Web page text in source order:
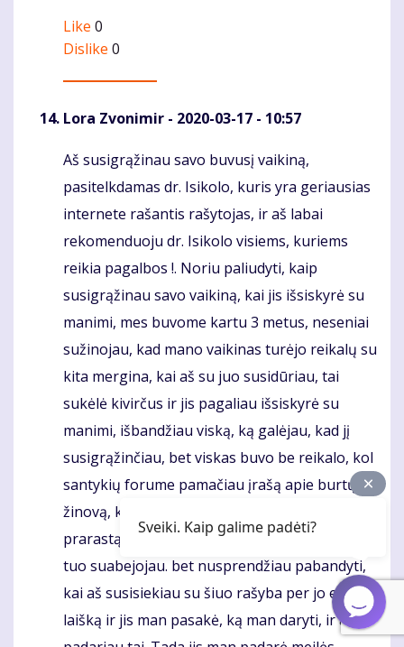
Like 0
Dislike 0
Lora Zvonimir - 2020-03-17 - 10:57
Komentaras
Aš susigrąžinau savo buvusį vaikiną,
pasitelkdamas dr. Isikolo, kuris yra geriausias
internete rašantis rašytojas, ir aš labai
rekomenduoju dr. Isikolo visiems, kuriems
reikia pagalbos !. Noriu paliudyti, kaip
susigrąžinau savo vaikiną, kai jis išsiskyrė su
manimi, mes buvome kartu 3 metus, neseniai
sužinojau, kad mano vaikinas turėjo reikalų su
kita mergina, kai aš su juo susidūriau, tai
sukėlė kivirčus ir jis pagaliau išsiskyrė su
manimi, išbandžiau viską, ką galėjau, kad jį
susigrąžinčiau, bet viskas buvo be reikalo, kol
santykių forume pamačiau įrašą apie burtų
žinovą, kuris padeda žmonėms susigrąžinti
prarastą meilę per Meilės rašybą, iš pradžių
tuo suabejojau. bet nusprendžiau pabandyti,
kai aš susisiekiau su šiuo rašyba per jo el.
laišką ir jis man pasakė, ką man daryti, ir aš
Sveiki. Kaip galime padėti?